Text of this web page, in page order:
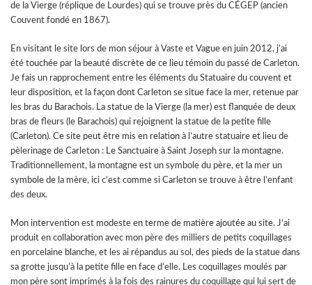
de la Vierge (réplique de Lourdes) qui se trouve près du CÉGEP (ancien
Couvent fondé en 1867).
En visitant le site lors de mon séjour à Vaste et Vague en juin 2012, j’ai
été touchée par la beauté discrète de ce lieu témoin du passé de Carleton.
Je fais un rapprochement entre les éléments du Statuaire du couvent et
leur disposition, et la façon dont Carleton se situe face la mer, retenue par
les bras du Barachois. La statue de la Vierge (la mer) est flanquée de deux
bras de fleurs (le Barachois) qui rejoignent la statue de la petite fille
(Carleton). Ce site peut être mis en relation à l’autre statuaire et lieu de
pèlerinage de Carleton : Le Sanctuaire à Saint Joseph sur la montagne.
Traditionnellement, la montagne est un symbole du père, et la mer un
symbole de la mère, ici c’est comme si Carleton se trouve à être l’enfant
des deux.
Mon intervention est modeste en terme de matière ajoutée au site. J’ai
produit en collaboration avec mon père des milliers de petits coquillages
en porcelaine blanche, et les ai répandus au sol, des pieds de la statue dans
sa grotte jusqu’à la petite fille en face d’elle. Les coquillages moulés par
mon père sont imprimés à la fois des rainures du coquillage qui lui sert de